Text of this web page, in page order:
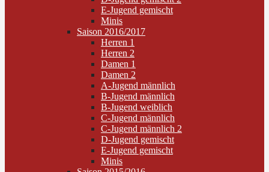
E-Jugend gemischt
Minis
Saison 2016/2017
Herren 1
Herren 2
Damen 1
Damen 2
A-Jugend männlich
B-Jugend männlich
B-Jugend weiblich
C-Jugend männlich
C-Jugend männlich 2
D-Jugend gemischt
E-Jugend gemischt
Minis